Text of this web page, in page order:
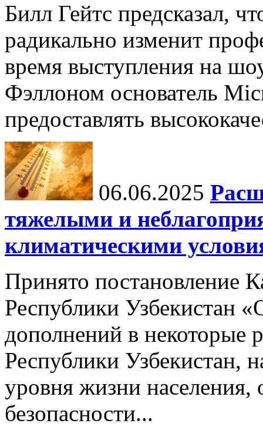
Билл Гейтс предсказал,
радикально изменит
время выступления на
Фэллоном основатель
предоставлять
06.06.2025
тяжелыми и
климатическими
Принято постановление
Республики Узбекистан
дополнений в некоторые
Республики Узбекистан,
уровня жизни населения,
безопасности...